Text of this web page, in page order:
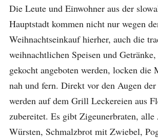
Die Leute und Einwohner aus der
Hauptstadt kommen nicht nur wegen
Weihnachtseinkauf hierher, auch die
weihnachtlichen Speisen und
gekocht angeboten werden, locken die
nah und fern. Direkt vor den Augen der
werden auf dem Grill Leckereien aus
zubereitet. Es gibt Zigeunerbraten, alle
Würsten, Schmalzbrot mit Zwiebel,